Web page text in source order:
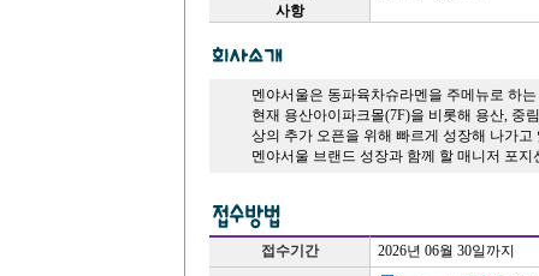
사항
멘야서울은 동파육차슈라멘을 주메뉴로 하
현재 용산아이파크몰(7F)을 비롯해 용산, 중
상의 추가 오픈을 위해 빠르게 성장해 나가고
멘야서울 브랜드 성장과 함께 할 매니저 포
접수기간 2026년 06월 30일까지